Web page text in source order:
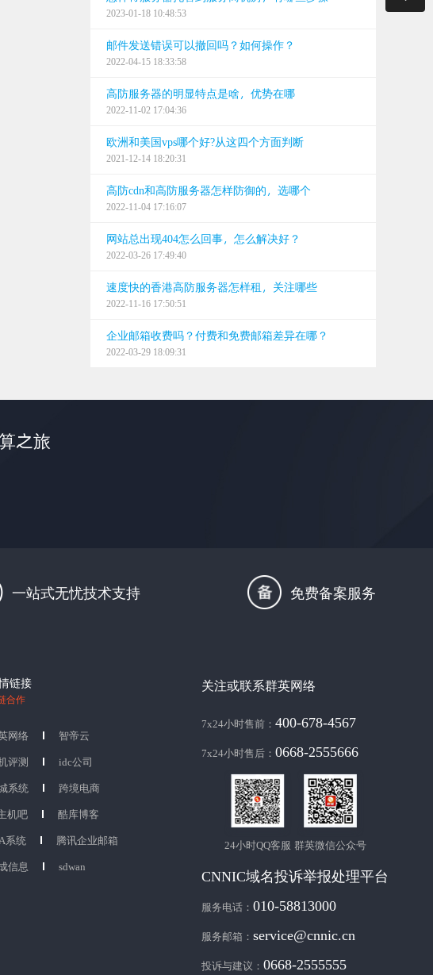
2023-01-18 10:48:53
邮件发送错误可以撤回吗？如何操作？
2022-04-15 18:33:58
高防服务器的明显特点是啥，优势在哪
2022-11-02 17:04:36
欧洲和美国vps哪个好?从这四个方面判断
2021-12-14 18:20:31
高防cdn和高防服务器怎样防御的，选哪个
2022-11-04 17:16:07
网站总出现404怎么回事，怎么解决好？
2022-03-26 17:49:40
速度快的香港高防服务器怎样租，关注哪些
2022-11-16 17:50:51
企业邮箱收费吗？付费和免费邮箱差异在哪？
2022-03-29 18:09:31
之旅
一站式无忧技术支持 免费备案服务
链接
合作
网络
智帝云
评测
idc公司
系统
跨境电商
机吧
酷库博客
系统
腾讯企业邮箱
信息
sdwan
关注或联系群英网络
7x24小时售前： 400-678-4567
7x24小时售后： 0668-2555666
24小时QQ客服 群英微信公众号
CNNIC域名投诉举报处理平台
服务电话： 010-58813000
服务邮箱： service@cnnic.cn
投诉与建议： 0668-2555555